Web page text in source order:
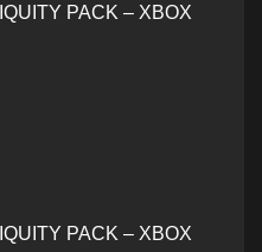
PACK – XBOX
PACK – XBOX